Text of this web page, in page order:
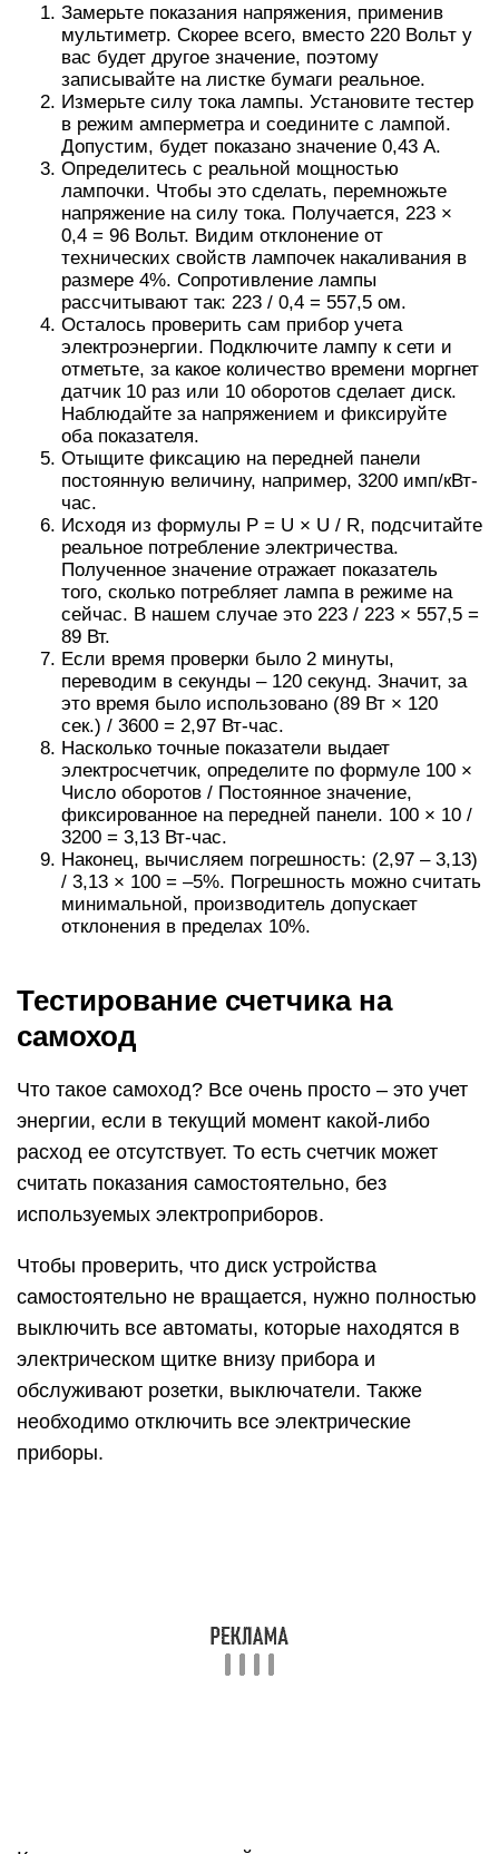
Замерьте показания напряжения, применив
мультиметр. Скорее всего, вместо 220 Вольт у
вас будет другое значение, поэтому
записывайте на листке бумаги реальное.
Измерьте силу тока лампы. Установите тестер
в режим амперметра и соедините с лампой.
Допустим, будет показано значение 0,43 А.
Определитесь с реальной мощностью
лампочки. Чтобы это сделать, перемножьте
напряжение на силу тока. Получается, 223 ×
0,4 = 96 Вольт. Видим отклонение от
технических свойств лампочек накаливания в
размере 4%. Сопротивление лампы
рассчитывают так: 223 / 0,4 = 557,5 ом.
Осталось проверить сам прибор учета
электроэнергии. Подключите лампу к сети и
отметьте, за какое количество времени моргнет
датчик 10 раз или 10 оборотов сделает диск.
Наблюдайте за напряжением и фиксируйте
оба показателя.
Отыщите фиксацию на передней панели
постоянную величину, например, 3200 имп/кВт-
час.
Исходя из формулы Р = U × U / R, подсчитайте
реальное потребление электричества.
Полученное значение отражает показатель
того, сколько потребляет лампа в режиме на
сейчас. В нашем случае это 223 / 223 × 557,5 =
89 Вт.
Если время проверки было 2 минуты,
переводим в секунды – 120 секунд. Значит, за
это время было использовано (89 Вт × 120
сек.) / 3600 = 2,97 Вт-час.
Насколько точные показатели выдает
электросчетчик, определите по формуле 100 ×
Число оборотов / Постоянное значение,
фиксированное на передней панели. 100 × 10 /
3200 = 3,13 Вт-час.
Наконец, вычисляем погрешность: (2,97 – 3,13)
/ 3,13 × 100 = –5%. Погрешность можно считать
минимальной, производитель допускает
отклонения в пределах 10%.
Тестирование счетчика на
самоход
Что такое самоход? Все очень просто – это учет
энергии, если в текущий момент какой-либо
расход ее отсутствует. То есть счетчик может
считать показания самостоятельно, без
используемых электроприборов.
Чтобы проверить, что диск устройства
самостоятельно не вращается, нужно полностью
выключить все автоматы, которые находятся в
электрическом щитке внизу прибора и
обслуживают розетки, выключатели. Также
необходимо отключить все электрические
приборы.